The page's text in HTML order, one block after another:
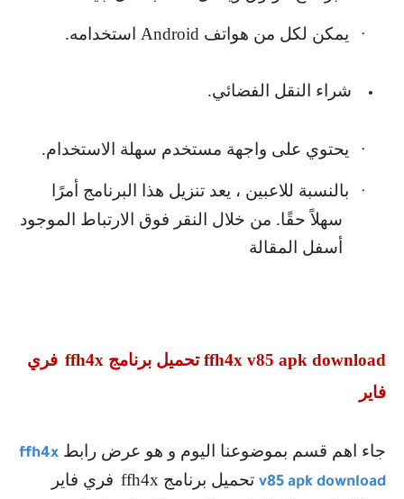
· يمكن لكل من هواتف Android استخدامه.
شراء النقل الفضائي.
· يحتوي على واجهة مستخدم سهلة الاستخدام.
·
بالنسبة للاعبين ، يعد تنزيل هذا البرنامج أمرًا
سهلاً حقًا. من خلال النقر فوق الارتباط الموجود
أسفل المقالة
ffh4x v85 apk downloadتحميل برنامج ffh4x فري
فاير
جاء اهم قسم بموضوعنا اليوم و هو عرض رابط ffh4x
v85 apk download تحميل برنامج ffh4x فري فاير